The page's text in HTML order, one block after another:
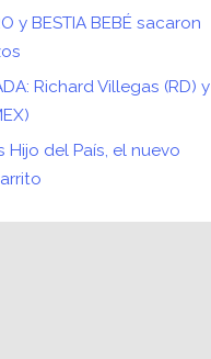
y BESTIA BEBÉ sacaron
Richard Villegas (RD) y
Hijo del País, el nuevo